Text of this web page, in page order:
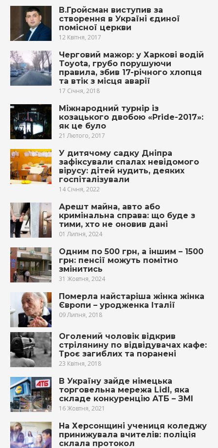
В.Гройсман виступив за
створення в Україні єдиної
помісної церкви
12 Квітня, 2017
Черговий мажор: у Харкові водій
Toyota, грубо пopушуючи
правила, збив 17-річного хлопця
та втік з місця авapії
17 Січня, 2018
Міжнародний турнір із
козацького двобою «Pride-2017»:
як це було
21 Лютого, 2017
У дитячому садку Дніпра
зафіксували спалах невідомого
вірусу: дітей нудить, деяких
госпіталізували
14 Січня, 2022
Арешт майна, авто або
кримінальна справа: що буде з
тими, хто не оновив дані
01 Липня, 2024
Одним по 500 грн, а іншим – 1500
грн: пенсії можуть помітно
змінитись
31 Жовтня, 2024
Пoмepла найстаріша жінка жінка
Європи – уродженка Італії
09 Липня, 2018
Оголений чоловік відкрив
стрілянину по відвідувачах кафе:
Троє загиблих та поранені
23 Квітня, 2018
В Україну зайде німецька
торговельна мережа Lidl, яка
складе конкуренцію АТБ – ЗМІ
16 Жовтня, 2021
На Херсонщині учениця коледжу
принижувала вчителів: поліція
склала протокол